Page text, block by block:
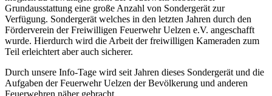
Grundausstattung eine große Anzahl von Sondergerät zur
Verfügung. Sondergerät welches in den letzten Jahren durch den
Förderverein der Freiwilligen Feuerwehr Uelzen e.V. angeschafft
wurde. Hierdurch wird die Arbeit der freiwilligen Kameraden zum
Teil erleichtert aber auch sicherer.
Durch unsere Info-Tage wird seit Jahren dieses Sondergerät und die
Aufgaben der Feuerwehr Uelzen der Bevölkerung und anderen